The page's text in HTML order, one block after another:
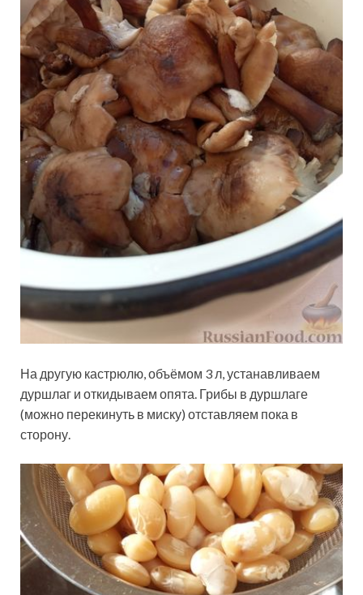
На другую кастрюлю, объёмом 3 л, устанавливаем
дуршлаг и откидываем опята. Грибы в дуршлаге
(можно перекинуть в миску) отставляем пока в
сторону.